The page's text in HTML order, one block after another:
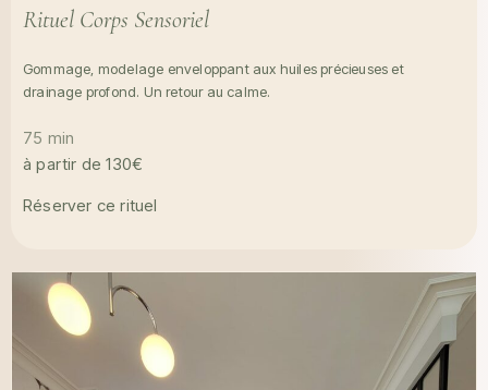
Rituel Corps Sensoriel
Gommage, modelage enveloppant aux huiles précieuses et
drainage profond. Un retour au calme.
75 min
à partir de 130€
Réserver ce rituel